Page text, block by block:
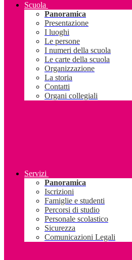
Scuola
Panoramica
Presentazione
I luoghi
Le persone
I numeri della scuola
Le carte della scuola
Organizzazione
La storia
Contatti
Organi collegiali
Servizi
Panoramica
Iscrizioni
Famiglie e studenti
Percorsi di studio
Personale scolastico
Sicurezza
Comunicazioni Legali